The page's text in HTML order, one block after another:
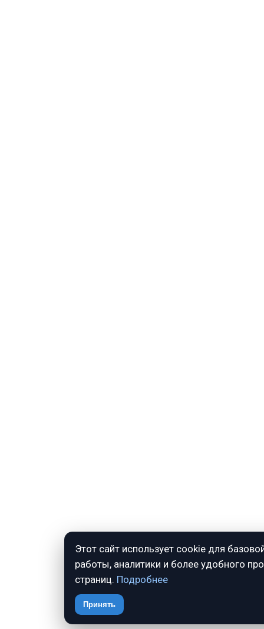
Этот сайт использует cookie для
работы, аналитики и более удобного
страниц. Подробнее
Принять